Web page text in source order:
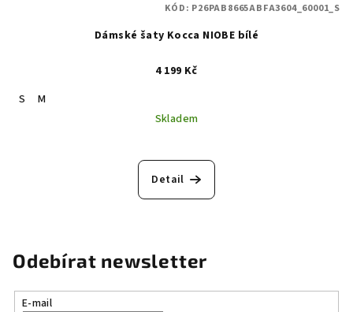
Dámské šaty Kocca NIOBE bílé
4 199 Kč
S
M
Skladem
Detail
KÓD: P26PAB8665ABFA3604_60001_S
Odebírat newsletter
E-mail